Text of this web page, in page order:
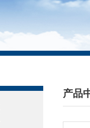
产品
/